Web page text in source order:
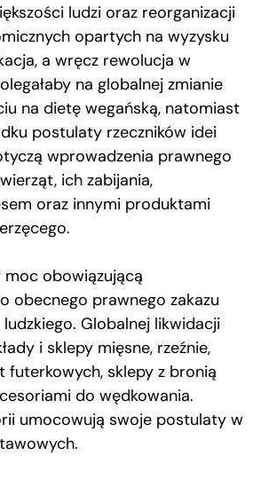
ludzi oraz reorganizacji
opartych na wyzysku
a wręcz rewolucja w
na globalnej zmianie
na dietę wegańską, natomiast
postulaty rzeczników idei
wprowadzenia prawnego
ich zabijania,
oraz innymi produktami
moc obowiązującą
obecnego prawnego zakazu
Globalnej likwidacji
i sklepy mięsne, rzeźnie,
futerkowych, sklepy z bronią
do wędkowania.
umocowują swoje postulaty w